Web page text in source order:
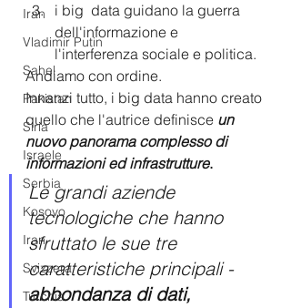
Iran
Vladimir Putin
Sahel
Pakistan
Siria
Israele
Serbia
Kosovo
Iran
Svizzera
Turchia
i big  data guidano la guerra
dell'informazione e
l'interferenza sociale e politica.
Andiamo con ordine.
Innanzi tutto, i big data hanno creato
quello che l'autrice definisce un
nuovo panorama complesso di
informazioni ed infrastrutture.
Le grandi aziende
tecnologiche che hanno
sfruttato le sue tre
caratteristiche principali -
abbondanza di dati,